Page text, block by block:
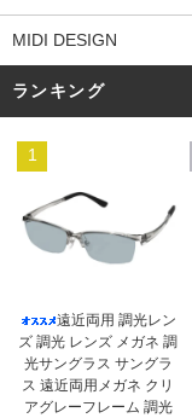
MIDI DESIGN
ランキング
1
遠近両用 調光レン
ズ 調光 レンズ メガネ 調
光サングラス サングラ
ス 遠近両用メガネ クリ
アグレーフレーム 調光